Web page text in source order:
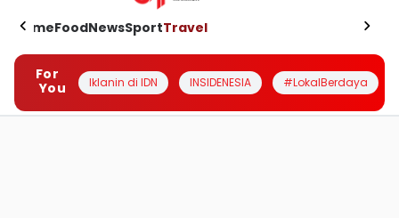
HomeFoodNewsSportTravel
For
You
Iklanin di IDN INSIDENESIA #LokalBerdaya